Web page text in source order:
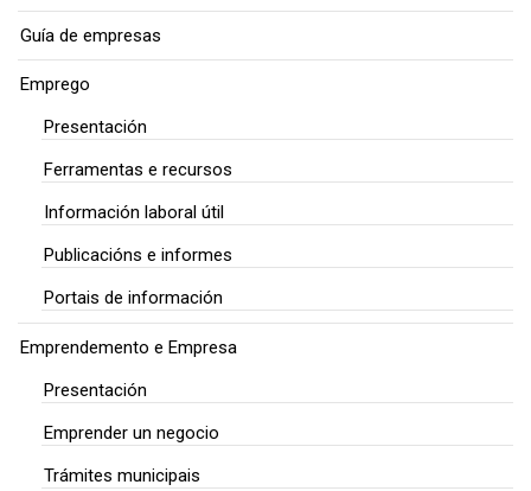
Guía de empresas
Emprego
Presentación
Ferramentas e recursos
Información laboral útil
Publicacións e informes
Portais de información
Emprendemento e Empresa
Presentación
Emprender un negocio
Trámites municipais